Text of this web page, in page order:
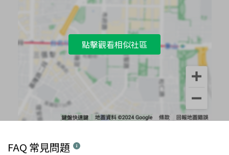
點擊觀看相似社區
FAQ 常見問題